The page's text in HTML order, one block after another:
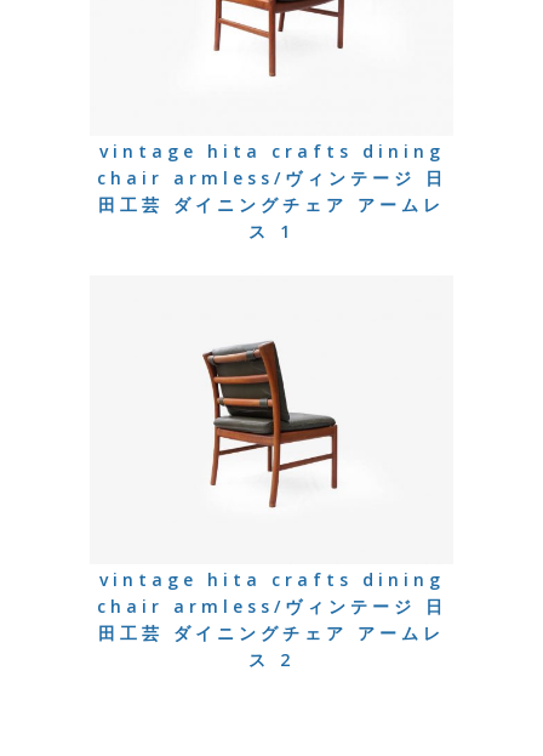
vintage hita crafts dining
chair armless/ヴィンテージ 日
田工芸 ダイニングチェア アームレ
ス 1
vintage hita crafts dining
chair armless/ヴィンテージ 日
田工芸 ダイニングチェア アームレ
ス 2